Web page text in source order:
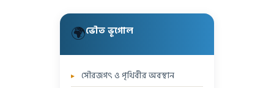
এনফিল্ড রাইফেলের
কার্তুজ।
🌍ভৌত ভূগোল
সৌরজগৎ ও পৃথিবীর অবস্থান